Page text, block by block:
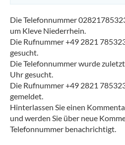
Die Telefonnummer
um Kleve Niederrhein.
Die Rufnummer +49 2821
gesucht.
Die Telefonnummer wurde
Uhr gesucht.
Die Rufnummer +49 2821
gemeldet.
Hinterlassen Sie einen
und werden Sie über neue
Telefonnummer benachrichtigt.